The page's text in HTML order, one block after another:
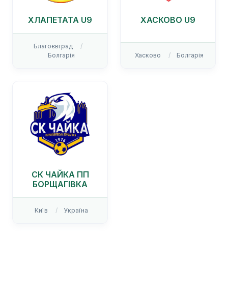
ХЛАПЕТАТА U9
Благоєвград
Болгарія
ХАСКОВО U9
Хасково Болгарія
СК ЧАЙКА ПП
БОРЩАГІВКА
Київ Україна